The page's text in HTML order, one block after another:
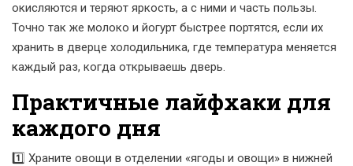
окисляются и теряют яркость, а с ними и часть пользы.
Точно так же молоко и йогурт быстрее портятся, если их
хранить в дверце холодильника, где температура меняется
каждый раз, когда открываешь дверь.
Практичные лайфхаки для
каждого дня
1️⃣ Храните овощи в отделении «ягоды и овощи» в нижней